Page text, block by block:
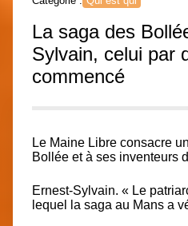
La saga des
Sylvain, celui par
commencé
Le Maine Libre consacre
Bollée et à ses inventeurs
Ernest-Sylvain. « Le
lequel la saga au Mans a